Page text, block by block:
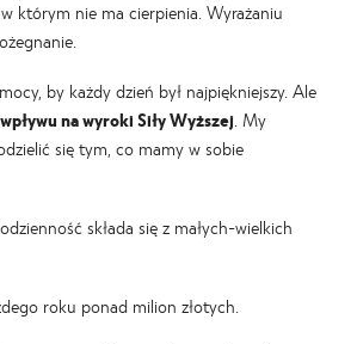
którym nie ma cierpienia. Wyrażaniu
by każdy dzień był najpiękniejszy. Ale
na wyroki Siły Wyższej . My
się tym, co mamy w sobie
składa się z małych-wielkich
roku ponad milion złotych.